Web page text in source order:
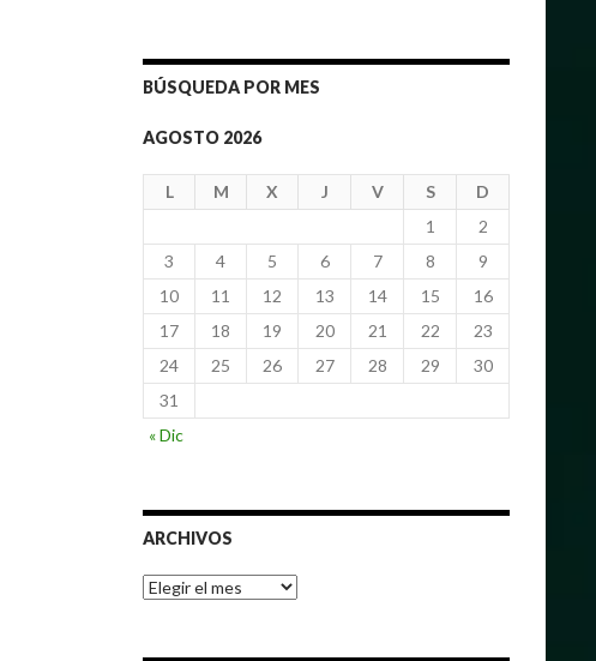
BÚSQUEDA POR MES
AGOSTO 2026
L M X J V S
D
1
2
3
4 5 6 7 8
9
10
11 12 13 14 15
16
17
18 19 20 21 22
23
24
25 26 27 28 29
30
31
« Dic
ARCHIVOS
Archivos